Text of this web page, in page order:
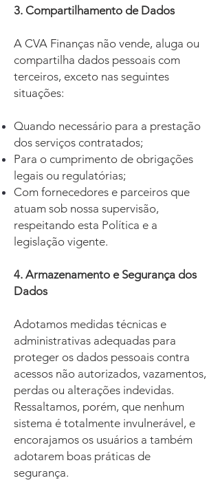
3. Compartilhamento de Dados
A CVA Finanças não vende, aluga ou
compartilha dados pessoais com
terceiros, exceto nas seguintes
situações:
Quando necessário para a prestação
dos serviços contratados;
Para o cumprimento de obrigações
legais ou regulatórias;
Com fornecedores e parceiros que
atuam sob nossa supervisão,
respeitando esta Política e a
legislação vigente.
4. Armazenamento e Segurança dos
Dados
Adotamos medidas técnicas e
administrativas adequadas para
proteger os dados pessoais contra
acessos não autorizados, vazamentos,
perdas ou alterações indevidas.
Ressaltamos, porém, que nenhum
sistema é totalmente invulnerável, e
encorajamos os usuários a também
adotarem boas práticas de
segurança.